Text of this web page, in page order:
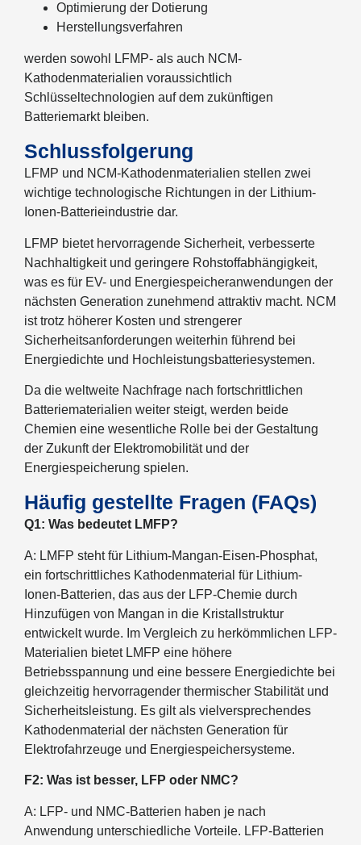
Optimierung der Dotierung
Herstellungsverfahren
werden sowohl LFMP- als auch NCM-
Kathodenmaterialien voraussichtlich
Schlüsseltechnologien auf dem zukünftigen
Batteriemarkt bleiben.
Schlussfolgerung
LFMP und NCM-Kathodenmaterialien stellen zwei
wichtige technologische Richtungen in der Lithium-
Ionen-Batterieindustrie dar.
LFMP bietet hervorragende Sicherheit, verbesserte
Nachhaltigkeit und geringere Rohstoffabhängigkeit,
was es für EV- und Energiespeicheranwendungen der
nächsten Generation zunehmend attraktiv macht. NCM
ist trotz höherer Kosten und strengerer
Sicherheitsanforderungen weiterhin führend bei
Energiedichte und Hochleistungsbatteriesystemen.
Da die weltweite Nachfrage nach fortschrittlichen
Batteriematerialien weiter steigt, werden beide
Chemien eine wesentliche Rolle bei der Gestaltung
der Zukunft der Elektromobilität und der
Energiespeicherung spielen.
Häufig gestellte Fragen (FAQs)
Q1: Was bedeutet LMFP?
A: LMFP steht für Lithium-Mangan-Eisen-Phosphat,
ein fortschrittliches Kathodenmaterial für Lithium-
Ionen-Batterien, das aus der LFP-Chemie durch
Hinzufügen von Mangan in die Kristallstruktur
entwickelt wurde. Im Vergleich zu herkömmlichen LFP-
Materialien bietet LMFP eine höhere
Betriebsspannung und eine bessere Energiedichte bei
gleichzeitig hervorragender thermischer Stabilität und
Sicherheitsleistung. Es gilt als vielversprechendes
Kathodenmaterial der nächsten Generation für
Elektrofahrzeuge und Energiespeichersysteme.
F2: Was ist besser, LFP oder NMC?
A: LFP- und NMC-Batterien haben je nach
Anwendung unterschiedliche Vorteile. LFP-Batterien